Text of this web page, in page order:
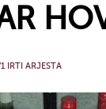
IRTI ARJESTA